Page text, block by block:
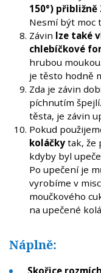
150°)
Nesmí být moc
Závin lze také
chlebíčkové
hrubou
je těsto hodně
Zda je závin
píchnutím
těsta, je závin
Pokud
koláčky tak, že
kdyby byl
Po upečení je
vyrobíme v
moučkového
na upečené
Náplně: